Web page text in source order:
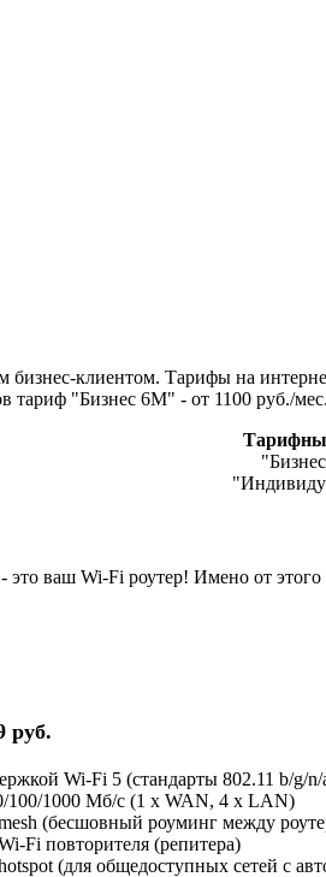
клиентом. Тарифы на
тариф "Бизнес 6М" - от 1100 руб./мес.
ваш Wi-Fi роутер! Имено от
руб.
Wi-Fi 5 (стандарты 802.11 b/g/n/
100/1000 Мб/с (1 x WAN, 4 x LAN)
(бесшовный роуминг между
Fi повторителя (репитера)
(для общедоступных сетей с